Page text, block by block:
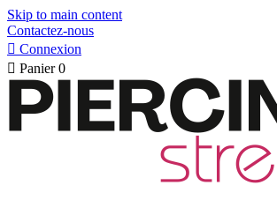
Skip to main content
Contactez-nous
 Connexion
 Panier 0